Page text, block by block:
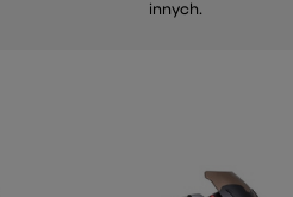
innych.